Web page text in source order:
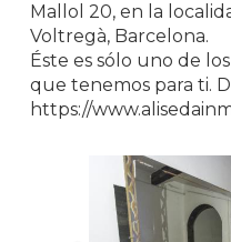
Mallol 20, en la
Voltregà, Barcelona.
Éste es sólo uno de
que tenemos para ti.
https://